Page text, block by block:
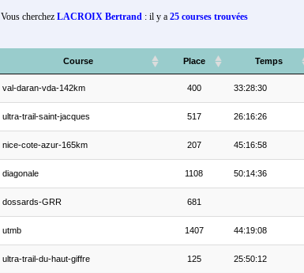
Vous cherchez LACROIX Bertrand : il y a 25 courses trouvées
Course Place Temps
val-daran-vda-142km 400 33:28:30
ultra-trail-saint-jacques 517 26:16:26
nice-cote-azur-165km 207 45:16:58
diagonale 1108 50:14:36
dossards-GRR 681
utmb 1407 44:19:08
ultra-trail-du-haut-giffre 125 25:50:12